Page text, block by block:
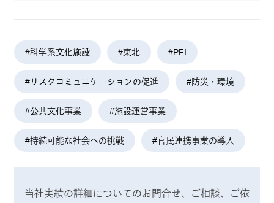
#科学系文化施設 #東北 #PFI
#リスクコミュニケーションの促進 #防災・環境
#公共文化事業 #施設運営事業
#持続可能な社会への挑戦 #官民連携事業の導入
当社実績の詳細についてのお問合せ、ご相談、ご依